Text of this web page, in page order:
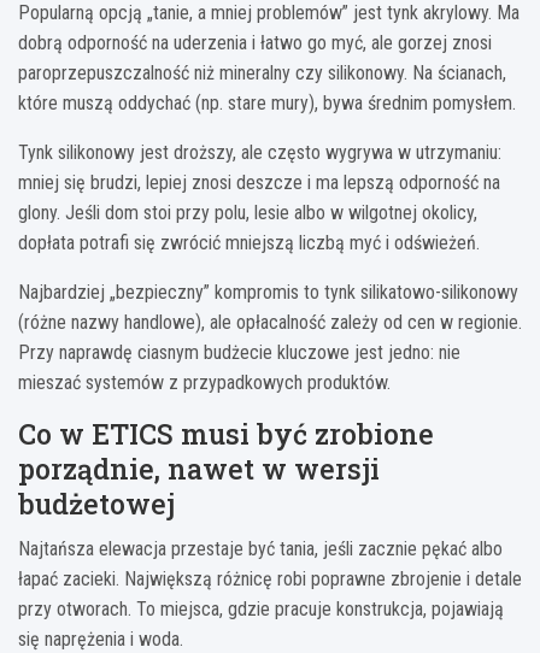
Popularną opcją „tanie, a mniej problemów” jest tynk akrylowy. Ma
dobrą odporność na uderzenia i łatwo go myć, ale gorzej znosi
paroprzepuszczalność niż mineralny czy silikonowy. Na ścianach,
które muszą oddychać (np. stare mury), bywa średnim pomysłem.
Tynk silikonowy jest droższy, ale często wygrywa w utrzymaniu:
mniej się brudzi, lepiej znosi deszcze i ma lepszą odporność na
glony. Jeśli dom stoi przy polu, lesie albo w wilgotnej okolicy,
dopłata potrafi się zwrócić mniejszą liczbą myć i odświeżeń.
Najbardziej „bezpieczny” kompromis to tynk silikatowo-silikonowy
(różne nazwy handlowe), ale opłacalność zależy od cen w regionie.
Przy naprawdę ciasnym budżecie kluczowe jest jedno: nie
mieszać systemów z przypadkowych produktów.
Co w ETICS musi być zrobione
porządnie, nawet w wersji
budżetowej
Najtańsza elewacja przestaje być tania, jeśli zacznie pękać albo
łapać zacieki. Największą różnicę robi poprawne zbrojenie i detale
przy otworach. To miejsca, gdzie pracuje konstrukcja, pojawiają
się naprężenia i woda.